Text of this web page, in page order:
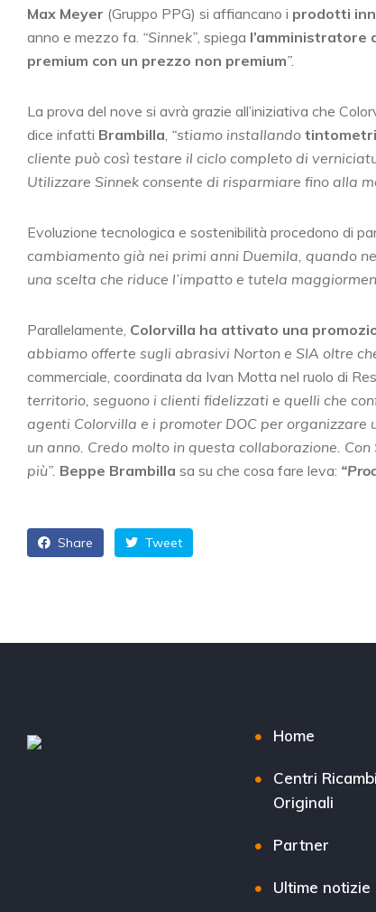
Max Meyer (Gruppo PPG) si affiancano i prodotti
anno e mezzo fa. “Sinnek”, spiega l’amministratore
premium con un prezzo non premium”.
La prova del nove si avrà grazie all’iniziativa che
dice infatti Brambilla, “stiamo installando
cliente può così testare il ciclo completo di
Utilizzare Sinnek consente di risparmiare fino alla
Evoluzione tecnologica e sostenibilità procedono di
cambiamento già nei primi anni Duemila, quando
una scelta che riduce l’impatto e tutela
Parallelamente, Colorvilla ha attivato una
abbiamo offerte sugli abrasivi Norton e SIA oltre
commerciale, coordinata da Ivan Motta nel ruolo di
territorio, seguono i clienti fidelizzati e quelli che
agenti Colorvilla e i promoter DOC per
un anno. Credo molto in questa collaborazione.
più”. Beppe Brambilla sa su che cosa fare leva:
Share Tweet
Home
Centri Ricambi
Originali
Partner
Ultime notizie